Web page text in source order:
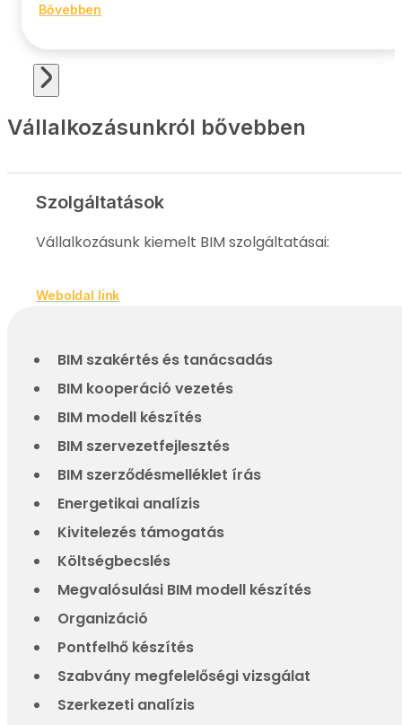
Bővebben
Vállalkozásunkról bővebben
Szolgáltatások
Vállalkozásunk kiemelt BIM szolgáltatásai:
Weboldal link
BIM szakértés és tanácsadás
BIM kooperáció vezetés
BIM modell készítés
BIM szervezetfejlesztés
BIM szerződésmelléklet írás
Energetikai analízis
Kivitelezés támogatás
Költségbecslés
Megvalósulási BIM modell készítés
Organizáció
Pontfelhő készítés
Szabvány megfelelőségi vizsgálat
Szerkezeti analízis